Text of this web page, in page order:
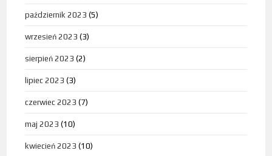
październik 2023 (5)
wrzesień 2023 (3)
sierpień 2023 (2)
lipiec 2023 (3)
czerwiec 2023 (7)
maj 2023 (10)
kwiecień 2023 (10)